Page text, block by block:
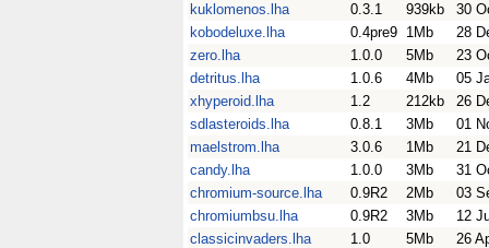
kuklomenos.lha
0.3.1 939kb
30
kobodeluxe.lha
0.4pre9 1Mb
28
zero.lha
1.0.0 5Mb
23
detritus.lha
1.0.6 4Mb
05
xhyperoid.lha
1.2 212kb
26
sdlasteroids.lha
0.8.1 3Mb
01
maelstrom.lha
3.0.6 1Mb
21
candy.lha
1.0.0 3Mb
31
chromium-source.lha
0.9R2 2Mb
03
chromiumbsu.lha
0.9R2 3Mb
12
classicinvaders.lha
1.0 5Mb
26